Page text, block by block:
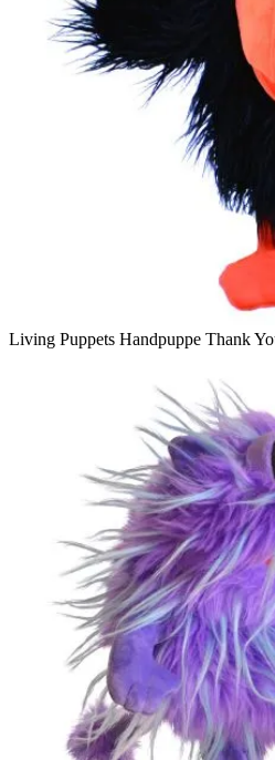
Living Puppets Handpuppe Thank